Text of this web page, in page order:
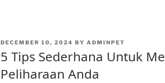
POSTED
DECEMBER 10, 2024 BY ADMINPET
5 Tips Sederhana Untuk
Peliharaan Anda